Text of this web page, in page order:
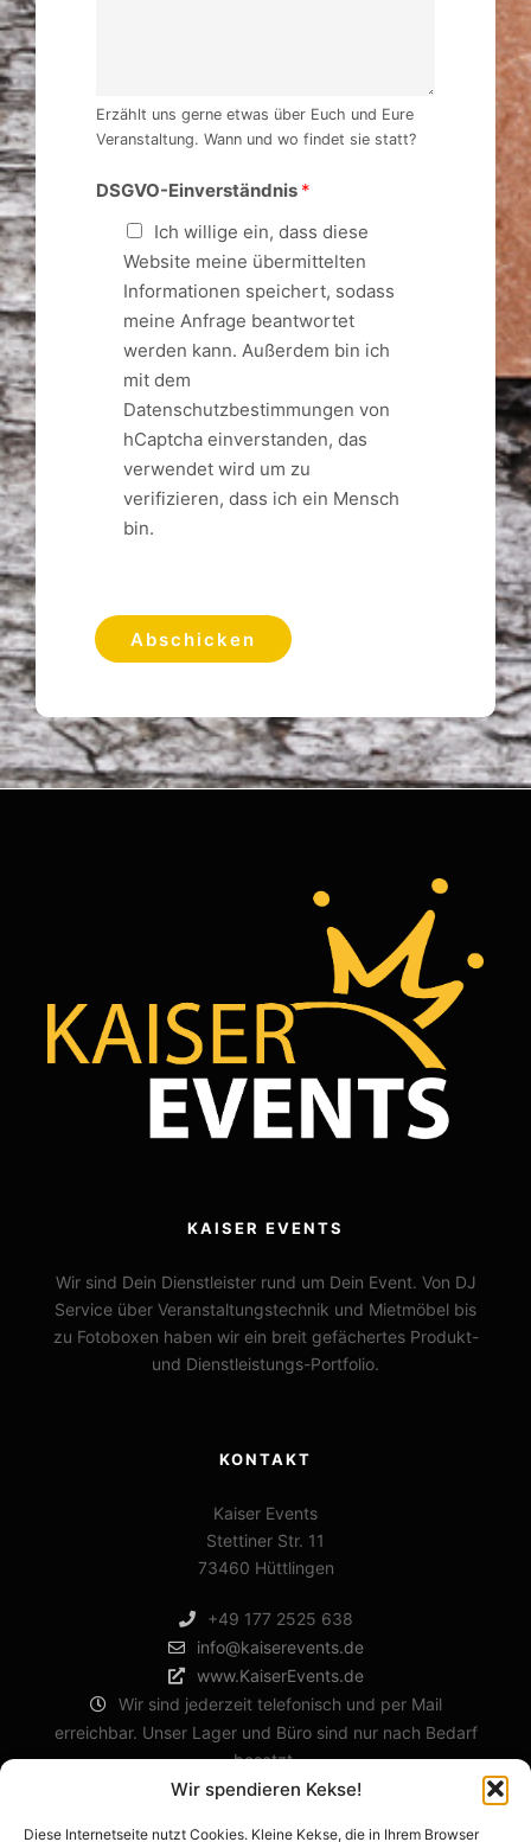
Wir spendieren Kekse!
Diese Internetseite nutzt Cookies. Kleine Kekse, die in Ihrem Browser
Erzählt uns gerne etwas über Euch und Eure
Veranstaltung. Wann und wo findet sie statt?
DSGVO-Einverständnis *
Ich willige ein, dass diese
Website meine übermittelten
Informationen speichert, sodass
meine Anfrage beantwortet
werden kann. Außerdem bin ich
mit dem
Datenschutzbestimmungen von
hCaptcha einverstanden, das
verwendet wird um zu
verifizieren, dass ich ein Mensch
bin.
Abschicken
KAISER EVENTS
Wir sind Dein Dienstleister rund um Dein Event. Von DJ
Service über Veranstaltungstechnik und Mietmöbel bis
zu Fotoboxen haben wir ein breit gefächertes Produkt-
und Dienstleistungs-Portfolio.
KONTAKT
Kaiser Events
Stettiner Str. 11
73460 Hüttlingen
+49 177 2525 638
info@kaiserevents.de
www.KaiserEvents.de
Wir sind jederzeit telefonisch und per Mail
erreichbar. Unser Lager und Büro sind nur nach Bedarf
besetzt.